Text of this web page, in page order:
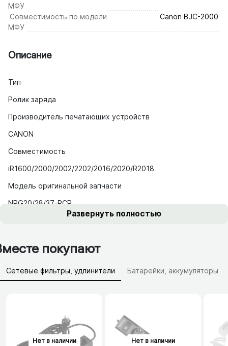
МФУ
Совместимость по модели
МФУ
Canon BJC-2000
Развернуть полностью
Описание
Тип
Ролик заряда
Производитель печатающих устройств
CANON
Совместимость
iR1600/2000/2002/2202/2016/2020/R2018
Модель оригинальной запчасти
NPG20/28/37-PCR
Развернуть полностью
покупают
Сетевые фильтры, удлинители Батарейки, аккумуляторы